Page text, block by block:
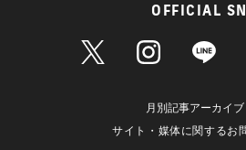
OFFICIAL
月別記事アーカイブ
サイト・媒体に関するお